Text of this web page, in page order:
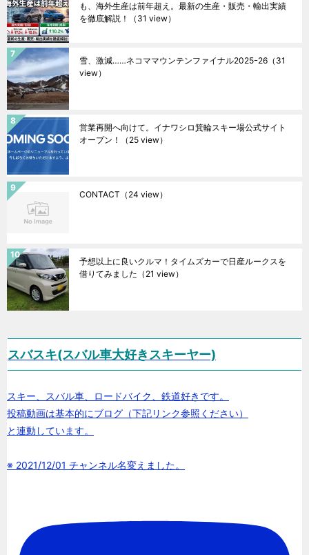
も、海外生産は前年超え。最新の生産・販売・輸出実績
を徹底解説！
（31 view）
雪、激減……ネコママウンテンファイナル2025ｰ26 （31
view）
営業再開へ向けて。イナワシロ箕輪スキー場公式サイト
オープン！
（25 view）
CONTACT （24 view）
予想以上に良いクルマ！タイムズカーで日産ルークスを
借りてみました （21 view）
スバスキ(スバル車大好きスキーヤー)
スキー、スバル車、ロードバイク、鉄道好きです。
投稿動画は基本的にブログ（下記リンク参照ください）
と連動しています。
※ 2021/12/01 チャンネル名変えました。